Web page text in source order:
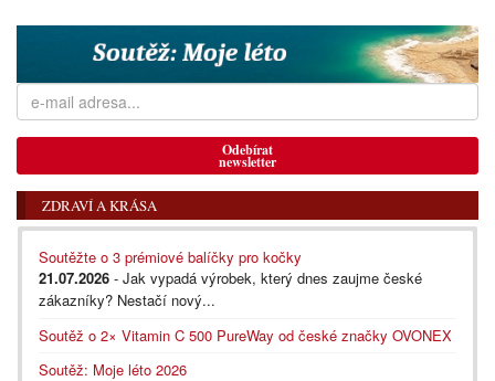
Odebírat
newsletter
ZDRAVÍ A KRÁSA
Soutěžte o 3 prémiové balíčky pro kočky
21.07.2026 - Jak vypadá výrobek, který dnes zaujme české
zákazníky? Nestačí nový...
Soutěž o 2× Vitamin C 500 PureWay od české značky OVONEX
Soutěž: Moje léto 2026